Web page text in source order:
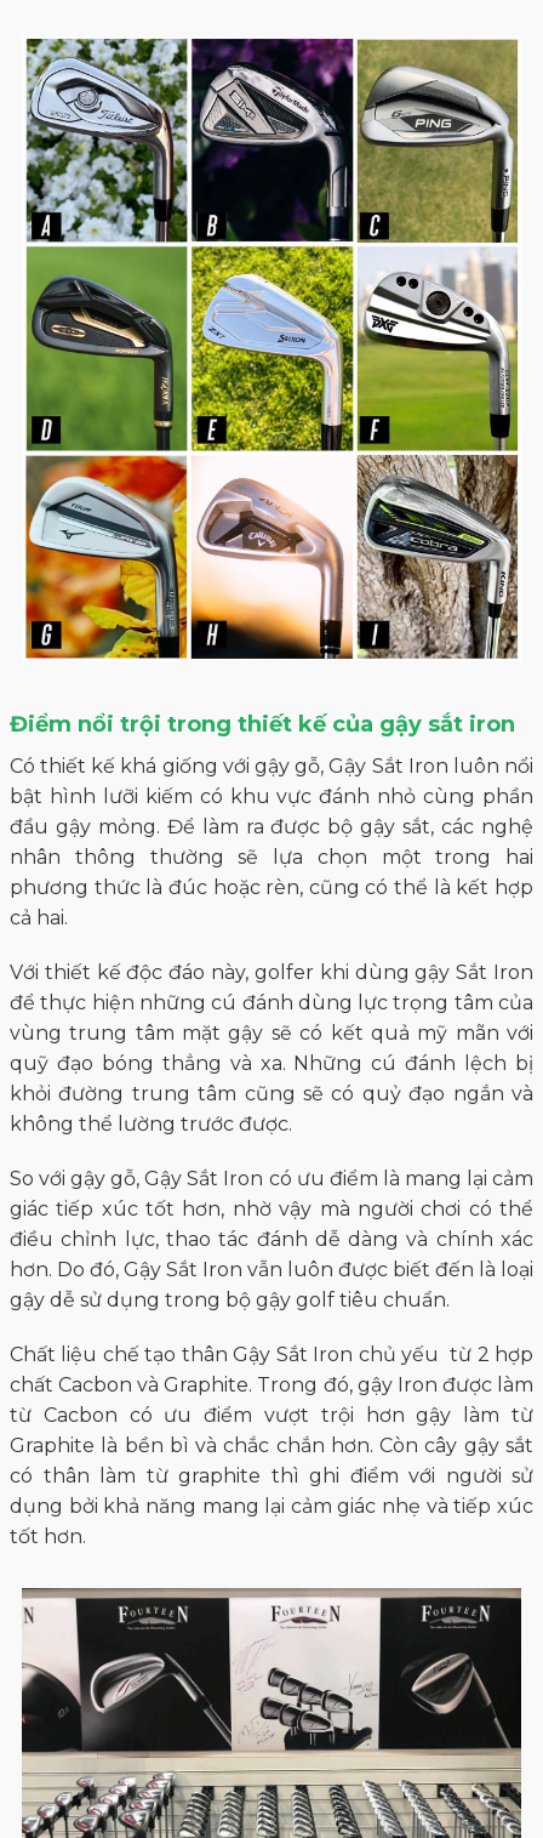
Điểm nổi trội trong thiết kế của gậy sắt iron
Có thiết kế khá giống với gậy gỗ, Gậy Sắt Iron luôn nổi
bật hình lưỡi kiếm có khu vực đánh nhỏ cùng phần
đầu gậy mỏng. Để làm ra được bộ gậy sắt, các nghệ
nhân thông thường sẽ lựa chọn một trong hai
phương thức là đúc hoặc rèn, cũng có thể là kết hợp
cả hai.
Với thiết kế độc đáo này, golfer khi dùng gậy Sắt Iron
để thực hiện những cú đánh dùng lực trọng tâm của
vùng trung tâm mặt gậy sẽ có kết quả mỹ mãn với
quỹ đạo bóng thẳng và xa. Những cú đánh lệch bị
khỏi đường trung tâm cũng sẽ có quỷ đạo ngắn và
không thể lường trước được.
So với gậy gỗ, Gậy Sắt Iron có ưu điểm là mang lại cảm
giác tiếp xúc tốt hơn, nhờ vậy mà người chơi có thể
điều chỉnh lực, thao tác đánh dễ dàng và chính xác
hơn. Do đó, Gậy Sắt Iron vẫn luôn được biết đến là loại
gậy dễ sử dụng trong bộ gậy golf tiêu chuẩn.
Chất liệu chế tạo thân Gậy Sắt Iron chủ yếu từ 2 hợp
chất Cacbon và Graphite. Trong đó, gậy Iron được làm
từ Cacbon có ưu điểm vượt trội hơn gậy làm từ
Graphite là bền bì và chắc chắn hơn. Còn cây gậy sắt
có thân làm từ graphite thì ghi điểm với người sử
dụng bởi khả năng mang lại cảm giác nhẹ và tiếp xúc
tốt hơn.